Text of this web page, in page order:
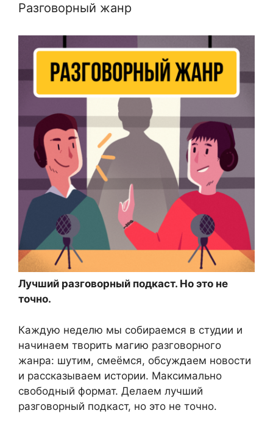
Разговорный жанр
Лучший разговорный подкаст. Но это не
точно.
Каждую неделю мы собираемся в студии и
начинаем творить магию разговорного
жанра: шутим, смеёмся, обсуждаем новости
и рассказываем истории. Максимально
свободный формат. Делаем лучший
разговорный подкаст, но это не точно.